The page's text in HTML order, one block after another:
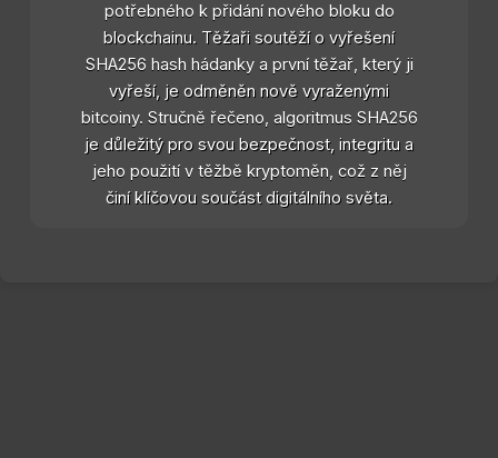
potřebného k přidání nového bloku do
blockchainu. Těžaři soutěží o vyřešení
SHA256 hash hádanky a první těžař, který ji
vyřeší, je odměněn nově vyraženými
bitcoiny. Stručně řečeno, algoritmus SHA256
je důležitý pro svou bezpečnost, integritu a
jeho použití v těžbě kryptoměn, což z něj
činí klíčovou součást digitálního světa.